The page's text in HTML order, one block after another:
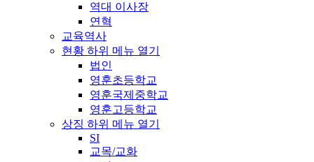
역대 이사장
연혁
교육역사
현황 하위 메뉴 열기
법인
영훈초등학교
영훈국제중학교
영훈고등학교
상징 하위 메뉴 열기
SI
교목/교화